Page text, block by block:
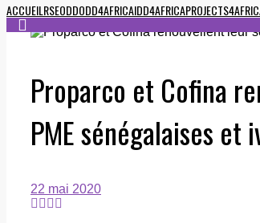
ACCUEILRSEODDODD4AFRICAIDD4AFRICA
Proparco et Cofina
PME sénégalaises et
22 mai 2020